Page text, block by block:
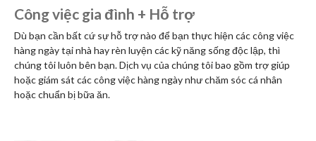
Công việc gia đình + Hỗ trợ
Dù bạn cần bất cứ sự hỗ trợ nào để bạn thực hiện các công việc
hàng ngày tại nhà hay rèn luyện các kỹ năng sống độc lập, thì
chúng tôi luôn bên bạn. Dịch vụ của chúng tôi bao gồm trợ giúp
hoặc giám sát các công việc hàng ngày như chăm sóc cá nhân
hoặc chuẩn bị bữa ăn.